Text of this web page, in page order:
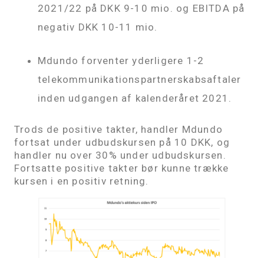
2021/22 på DKK 9-10 mio. og EBITDA på
negativ DKK 10-11 mio.
Mdundo forventer yderligere 1-2
telekommunikationspartnerskabsaftaler
inden udgangen af ​​kalenderåret 2021.
Trods de positive takter, handler Mdundo
fortsat under udbudskursen på 10 DKK, og
handler nu over 30% under udbudskursen.
Fortsatte positive takter bør kunne trække
kursen i en positiv retning.